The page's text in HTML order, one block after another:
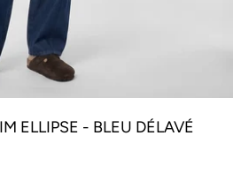
ELLIPSE - BLEU DÉLAVÉ